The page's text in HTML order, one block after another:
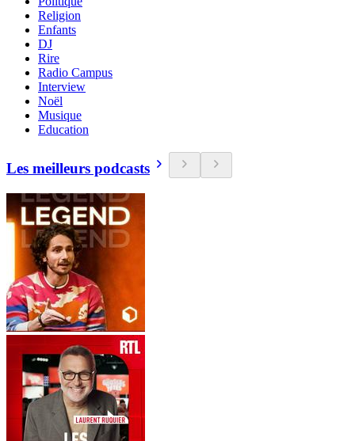
Religion
Enfants
DJ
Rire
Radio Campus
Interview
Noël
Musique
Education
Les meilleurs podcasts